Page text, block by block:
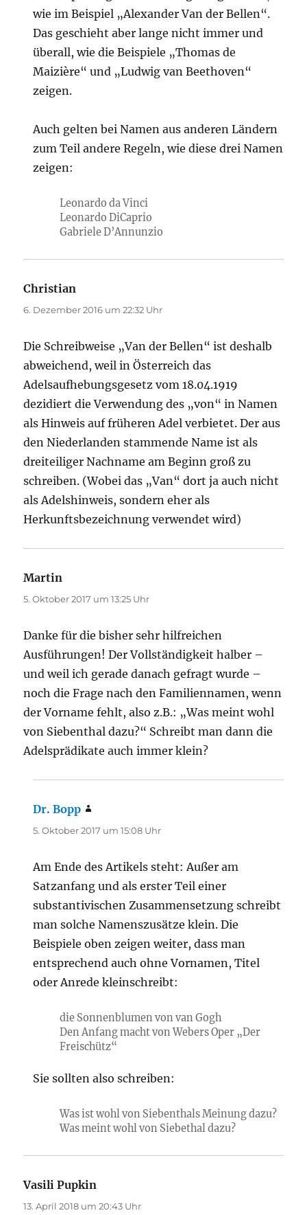
wie im Beispiel „Alexander Van der Bellen“.
Das geschieht aber lange nicht immer und
überall, wie die Beispiele „Thomas de
Maizière“ und „Ludwig van Beethoven“
zeigen.
Auch gelten bei Namen aus anderen Ländern
zum Teil andere Regeln, wie diese drei Namen
zeigen:
Leonardo da Vinci
Leonardo DiCaprio
Gabriele D’Annunzio
Christian
6. Dezember 2016 um 22:32 Uhr
Die Schreibweise „Van der Bellen“ ist deshalb
abweichend, weil in Österreich das
Adelsaufhebungsgesetz vom 18.04.1919
dezidiert die Verwendung des „von“ in Namen
als Hinweis auf früheren Adel verbietet. Der aus
den Niederlanden stammende Name ist als
dreiteiliger Nachname am Beginn groß zu
schreiben. (Wobei das „Van“ dort ja auch nicht
als Adelshinweis, sondern eher als
Herkunftsbezeichnung verwendet wird)
Martin
5. Oktober 2017 um 13:25 Uhr
Danke für die bisher sehr hilfreichen
Ausführungen! Der Vollständigkeit halber –
und weil ich gerade danach gefragt wurde –
noch die Frage nach den Familiennamen, wenn
der Vorname fehlt, also z.B.: „Was meint wohl
von Siebenthal dazu?“ Schreibt man dann die
Adelsprädikate auch immer klein?
Dr. Bopp
5. Oktober 2017 um 15:08 Uhr
Am Ende des Artikels steht: Außer am
Satzanfang und als erster Teil einer
substantivischen Zusammensetzung schreibt
man solche Namenszusätze klein. Die
Beispiele oben zeigen weiter, dass man
entsprechend auch ohne Vornamen, Titel
oder Anrede kleinschreibt:
die Sonnenblumen von van Gogh
Den Anfang macht von Webers Oper „Der
Freischütz“
Sie sollten also schreiben:
Was ist wohl von Siebenthals Meinung dazu?
Was meint wohl von Siebethal dazu?
Vasili Pupkin
13. April 2018 um 20:43 Uhr